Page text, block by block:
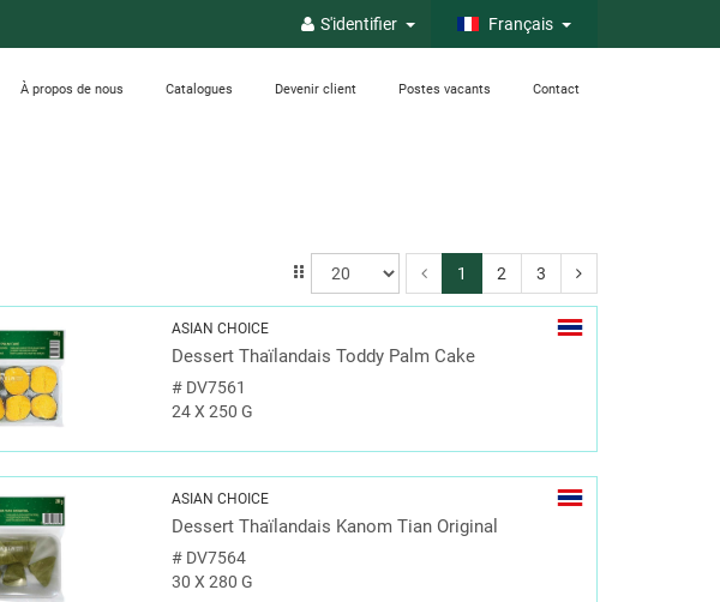
S'identifier Français
À propos de nous Catalogues Devenir client Postes vacants Contact
1 2 3
ASIAN CHOICE
Dessert Thaïlandais Toddy Palm Cake
# DV7561
24 X 250 G
ASIAN CHOICE
Dessert Thaïlandais Kanom Tian Original
# DV7564
30 X 280 G